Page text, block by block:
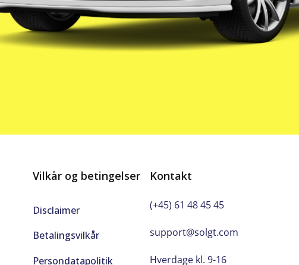
Vilkår og betingelser
Disclaimer
Betalingsvilkår
Persondatapolitik
Kontakt
(+45) 61 48 45 45
support@solgt.com
Hverdage kl. 9-16